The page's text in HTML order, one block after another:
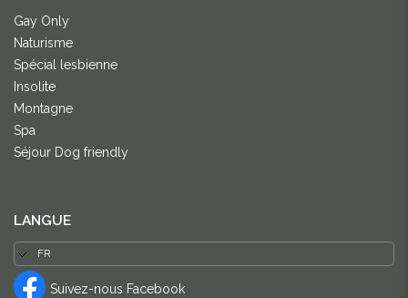
Gay Only
Naturisme
Spécial lesbienne
Insolite
Montagne
Spa
Séjour Dog friendly
LANGUE
Suivez-nous Facebook